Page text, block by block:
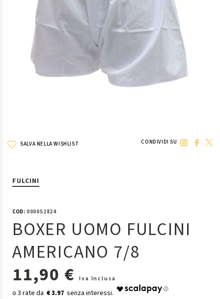
SALVA NELLA WISHLIST CONDIVIDI SU
FULCINI
COD:000052824
BOXER UOMO FULCINI
AMERICANO 7/8
11,90 €
Iva Inclusa
€ 3.97